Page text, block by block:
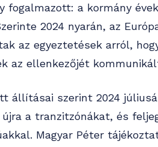
fogalmazott: a kormány
2024 nyarán, az
az egyeztetések arról,
az ellenkezőjét
állításai szerint 2024
a tranzitzónákat, és
Magyar Péter